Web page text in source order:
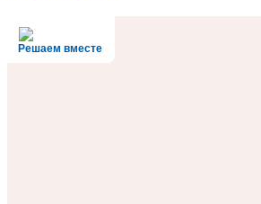
Решаем вместе